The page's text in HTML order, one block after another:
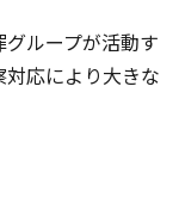
ループが活動す
応により大きな